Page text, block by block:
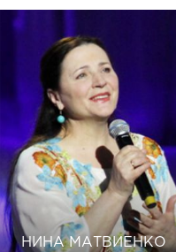
НИНА МАТВИЕНКО